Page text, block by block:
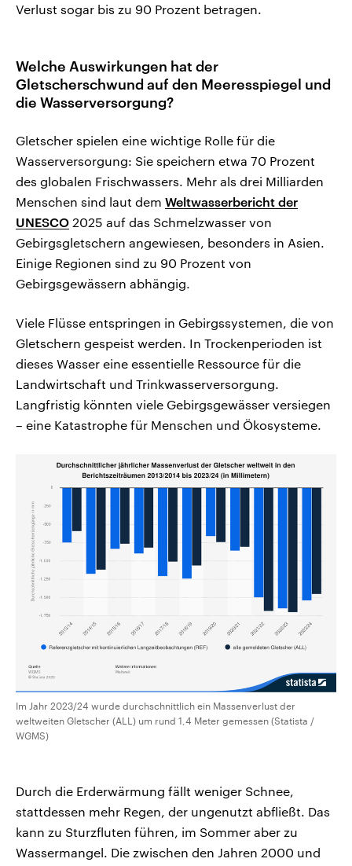
Verlust sogar bis zu 90 Prozent betragen.
Welche Auswirkungen hat der
Gletscherschwund auf den Meeresspiegel und
die Wasserversorgung?
Gletscher spielen eine wichtige Rolle für die
Wasserversorgung: Sie speichern etwa 70 Prozent
des globalen Frischwassers. Mehr als drei Milliarden
Menschen sind laut dem Weltwasserbericht der
UNESCO 2025 auf das Schmelzwasser von
Gebirgsgletschern angewiesen, besonders in Asien.
Einige Regionen sind zu 90 Prozent von
Gebirgsgewässern abhängig.
Viele Flüsse entspringen in Gebirgssystemen, die von
Gletschern gespeist werden. In Trockenperioden ist
dieses Wasser eine essentielle Ressource für die
Landwirtschaft und Trinkwasserversorgung.
Langfristig könnten viele Gebirgsgewässer versiegen
– eine Katastrophe für Menschen und Ökosysteme.
Im Jahr 2023/24 wurde durchschnittlich ein Massenverlust der
weltweiten Gletscher (ALL) um rund 1,4 Meter gemessen (Statista /
WGMS)
Durch die Erderwärmung fällt weniger Schnee,
stattdessen mehr Regen, der ungenutzt abfließt. Das
kann zu Sturzfluten führen, im Sommer aber zu
Wassermangel. Die zwischen den Jahren 2000 und